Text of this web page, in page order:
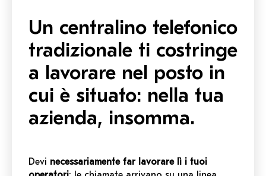
Un centralino telefonico
tradizionale ti costringe
a lavorare nel posto in
cui è situato: nella tua
azienda, insomma.
Devi necessariamente far lavorare lì i tuoi